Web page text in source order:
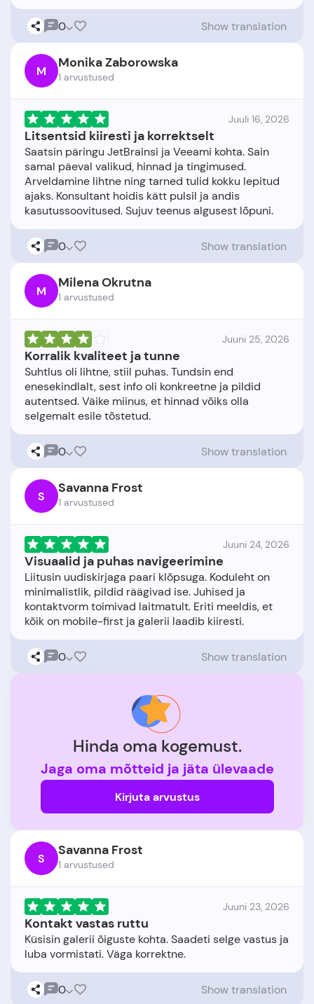
0 Show translation
M Monika Zaborowska
1 arvustused
Juuli 16, 2026
Litsentsid kiiresti ja korrektselt
Saatsin päringu JetBrainsi ja Veeami kohta. Sain
samal päeval valikud, hinnad ja tingimused.
Arveldamine lihtne ning tarned tulid kokku lepitud
ajaks. Konsultant hoidis kätt pulsil ja andis
0 Show translation
M Milena Okrutna
1 arvustused
Juuni 25, 2026
Korralik kvaliteet ja tunne
Suhtlus oli lihtne, stiil puhas. Tundsin end
enesekindlalt, sest info oli konkreetne ja pildid
autentsed. Väike miinus, et hinnad võiks olla
0 Show translation
S Savanna Frost
1 arvustused
Juuni 24, 2026
Visuaalid ja puhas navigeerimine
Liitusin uudiskirjaga paari klõpsuga. Koduleht on
minimalistlik, pildid räägivad ise. Juhised ja
kontaktvorm toimivad laitmatult. Eriti meeldis, et
0 Show translation
Hinda oma kogemust.
Jaga oma mõtteid ja jäta ülevaade
Kirjuta arvustus
S Savanna Frost
1 arvustused
Juuni 23, 2026
Kontakt vastas ruttu
Küsisin galerii õiguste kohta. Saadeti selge vastus ja
0 Show translation